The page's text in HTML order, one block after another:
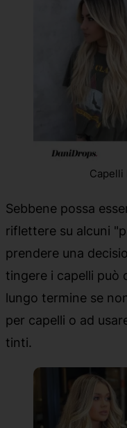
Capelli
Sebbene possa
riflettere su alcuni
prendere una
tingere i capelli può
lungo termine se
per capelli o ad
tinti.